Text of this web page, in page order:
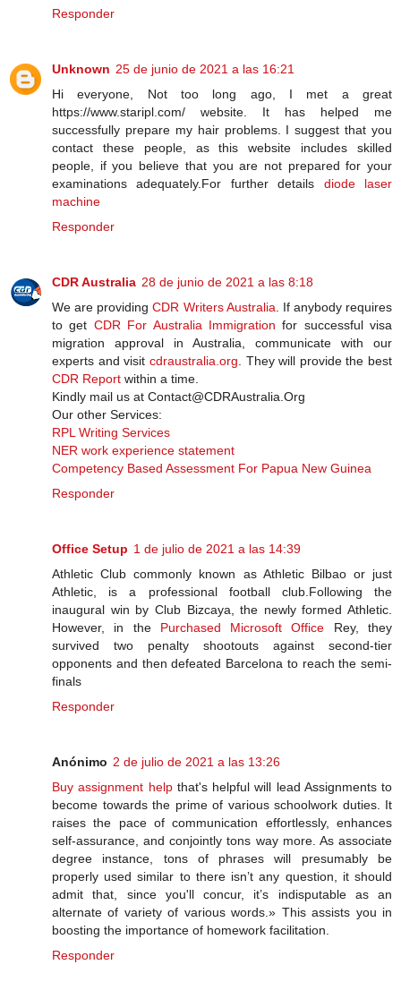
Responder
Unknown 25 de junio de 2021 a las 16:21
Hi everyone, Not too long ago, I met a great
https://www.staripl.com/ website. It has helped me
successfully prepare my hair problems. I suggest that you
contact these people, as this website includes skilled
people, if you believe that you are not prepared for your
examinations adequately.For further details diode laser
machine
Responder
CDR Australia 28 de junio de 2021 a las 8:18
We are providingCDR Writers Australia. If anybody requires
to get CDR For Australia Immigration for successful visa
migration approval in Australia, communicate with our
experts and visit cdraustralia.org. They will provide the best
CDR Report within a time.
Kindly mail us at Contact@CDRAustralia.Org
Our other Services:
RPL Writing Services
NER work experience statement
Competency Based Assessment For Papua New Guinea
Responder
Office Setup 1 de julio de 2021 a las 14:39
Athletic Club commonly known as Athletic Bilbao or just
Athletic, is a professional football club.Following the
inaugural win by Club Bizcaya, the newly formed Athletic.
However, in the Purchased Microsoft Office Rey, they
survived two penalty shootouts against second-tier
opponents and then defeated Barcelona to reach the semi-​
finals
Responder
Anónimo 2 de julio de 2021 a las 13:26
Buy assignment helpthat's helpful will lead Assignments to
become towards the prime of various schoolwork duties. It
raises the pace of communication effortlessly, enhances
self-assurance, and conjointly tons way more. As associate
degree instance, tons of phrases will presumably be
properly used similar to there isn’t any question, it should
admit that, since you'll concur, it’s indisputable as an
alternate of variety of various words.» This assists you in
boosting the importance of homework facilitation.
Responder